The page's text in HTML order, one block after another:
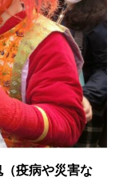
疫病や災害な